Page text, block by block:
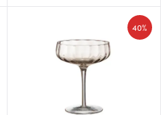
40%